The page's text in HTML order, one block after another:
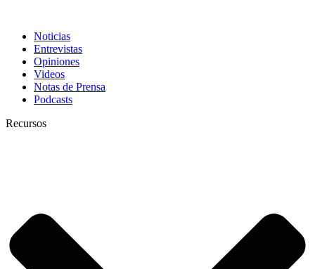
Noticias
Entrevistas
Opiniones
Videos
Notas de Prensa
Podcasts
Recursos